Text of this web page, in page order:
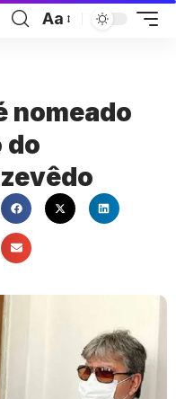
Aa
nomeado
do